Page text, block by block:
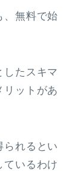
、無料で始
したスキマ
リットがあ
られるとい
ているわけ